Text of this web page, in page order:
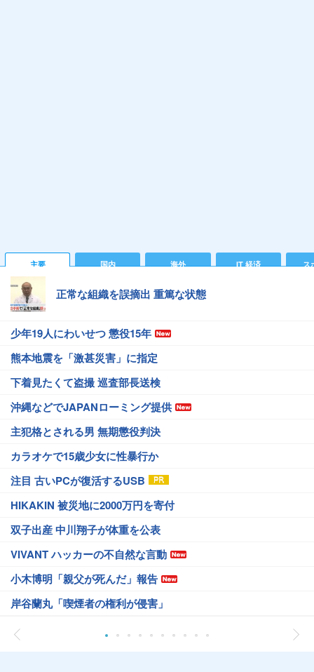
主要 国内 海外 IT 経済 ス
正常な組織を誤摘出 重篤な状態
少年19人にわいせつ 懲役15年
熊本地震を「激甚災害」に指定
下着見たくて盗撮 巡査部長送検
沖縄などでJAPANローミング提供
主犯格とされる男 無期懲役判決
カラオケで15歳少女に性暴行か
注目 古いPCが復活するUSB
HIKAKIN 被災地に2000万円を寄付
双子出産 中川翔子が体重を公表
VIVANT ハッカーの不自然な言動
小木博明「親父が死んだ」報告
岸谷蘭丸「喫煙者の権利が侵害」